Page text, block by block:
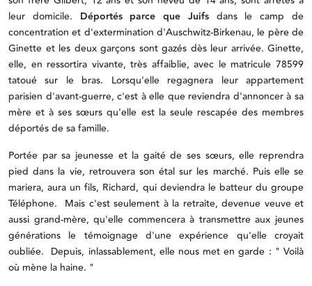
leur domicile. Déportés parce que Juifsdans le camp de
concentration et d'extermination d'Auschwitz-Birkenau, le père de
Ginette et les deux garçons sont gazés dès leur arrivée. Ginette,
elle, en ressortira vivante, très affaiblie, avec le matricule 78599
tatoué sur le bras. Lorsqu'elle regagnera leur appartement
parisien d'avant-guerre, c'est à elle que reviendra d'annoncer à sa
mère et à ses sœurs qu'elle est la seule rescapée des membres
déportés de sa famille.
Portée par sa jeunesse et la gaité de ses sœurs, elle reprendra
pied dans la vie, retrouvera son étal sur les marché. Puis elle se
mariera, aura un fils, Richard, qui deviendra le batteur du groupe
Téléphone. Mais c'est seulement à la retraite, devenue veuve et
aussi grand-mère, qu'elle commencera à transmettre aux jeunes
générations le témoignage d'une expérience qu'elle croyait
oubliée. Depuis, inlassablement, elle nous met en garde : " Voilà
où mène la haine. "